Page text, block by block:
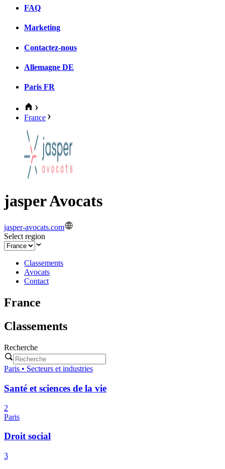
FAQ
Marketing
Contactez-nous
Allemagne DE
Paris FR
France
jasper Avocats
jasper-avocats.com
Select region
Classements
Avocats
Contact
France
Classements
Recherche
Paris • Secteurs et industries
Santé et sciences de la vie
2
Paris
Droit social
3